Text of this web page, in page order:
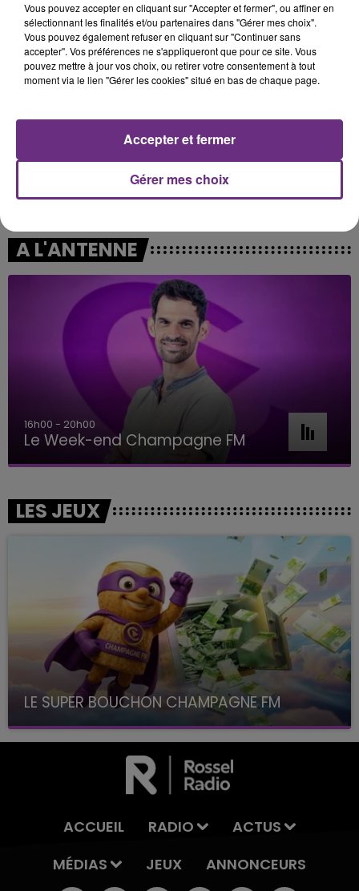
17h03
17h03
Safe And Sound
17h00
17h00
Mr Know It All
A L'ANTENNE
16h00 - 20h00
Le Week-end Champagne FM
LES JEUX
LE SUPER BOUCHON CHAMPAGNE FM
avec La Famille Champagne FM, à 8H10
ACCUEIL RADIO
ACTUS
MÉDIAS
JEUX ANNONCEURS
Vous pouvez accepter en cliquant sur "Accepter et fermer", ou affiner en
sélectionnant les finalités et/ou partenaires dans "Gérer mes choix".
Vous pouvez également refuser en cliquant sur "Continuer sans
accepter". Vos préférences ne s'appliqueront que pour ce site. Vous
pouvez mettre à jour vos choix, ou retirer votre consentement à tout
moment via le lien "Gérer les cookies" situé en bas de chaque page.
Gérer mes choix
Accepter et fermer